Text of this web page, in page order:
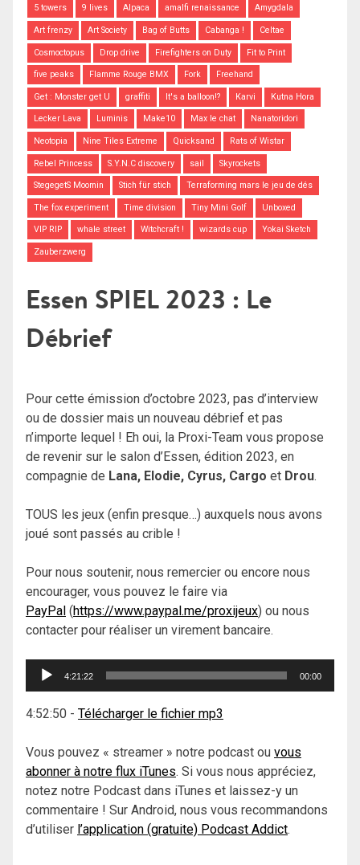
5 towers 9 lives Alpaca amalfi renaissance Amygdala
Art frenzy Art Society Bag of Butts Cabanga ! Celtae
Cosmoctopus Drop drive Firefighters on Duty Fit to Print
five peaks Flamme Rouge BMX Fork Freehand
Get : Monster get U graffiti It's a balloon!? Karvi Kutna Hora
Lecker Lava Luminis Make10 Max le chat Nanatoridori
Neotopia Nine Tiles Extreme Quicksand Rats of Wistar
Rebel Princess S.Y.N.C discovery sail Skyrockets
StegegetS Moomin Stich für stich Terraforming mars le jeu de dés
The fox experiment Time division Tiny Mini Golf Unboxed
VIP RIP whale street Witchcraft ! wizards cup Yokai Sketch
Zauberzwerg
Essen SPIEL 2023 : Le
Débrief
Pour cette émission d’octobre 2023, pas d’interview
ou de dossier mais un nouveau débrief et pas
n’importe lequel ! Eh oui, la Proxi-Team vous propose
de revenir sur le salon d’Essen, édition 2023, en
compagnie de Lana, Elodie, Cyrus, Cargo et Drou.
TOUS les jeux (enfin presque…) auxquels nous avons
joué sont passés au crible !
Pour nous soutenir, nous remercier ou encore nous
encourager, vous pouvez le faire via
PayPal (https://www.paypal.me/proxijeux) ou nous
contacter pour réaliser un virement bancaire.
Lecteur
4:21:22 00:00
4:52:50 - Télécharger le fichier mp3
Vous pouvez « streamer » notre podcast ou vous
abonner à notre flux iTunes. Si vous nous appréciez,
notez notre Podcast dans iTunes et laissez-y un
commentaire ! Sur Android, nous vous recommandons
d’utiliser l’application (gratuite) Podcast Addict.